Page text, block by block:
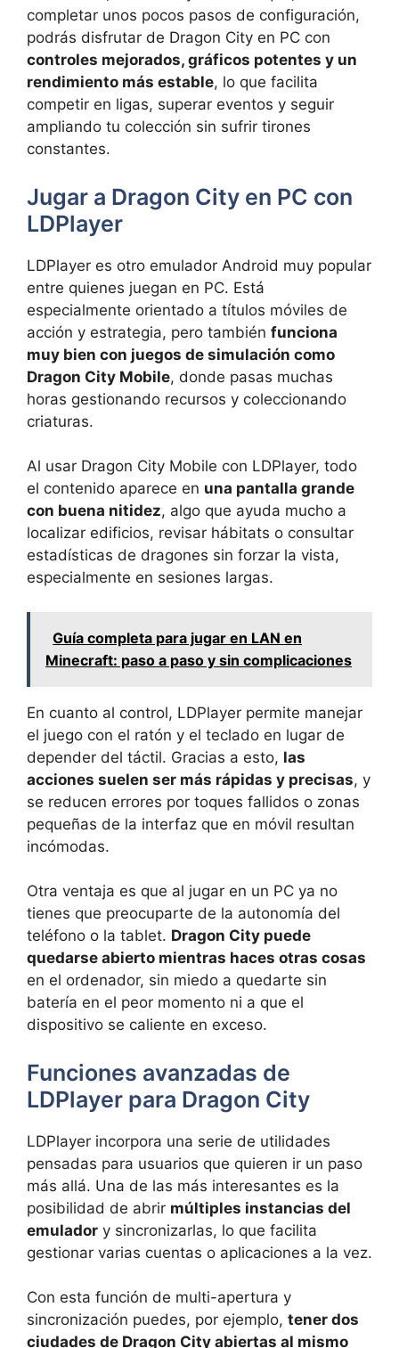
completar unos pocos pasos de configuración,
podrás disfrutar de Dragon City en PC con
controles mejorados, gráficos potentes y un
rendimiento más estable, lo que facilita
competir en ligas, superar eventos y seguir
ampliando tu colección sin sufrir tirones
constantes.
Jugar a Dragon City en PC con
LDPlayer
LDPlayer es otro emulador Android muy popular
entre quienes juegan en PC. Está
especialmente orientado a títulos móviles de
acción y estrategia, pero también funciona
muy bien con juegos de simulación como
Dragon City Mobile, donde pasas muchas
horas gestionando recursos y coleccionando
criaturas.
Al usar Dragon City Mobile con LDPlayer, todo
el contenido aparece en una pantalla grande
con buena nitidez, algo que ayuda mucho a
localizar edificios, revisar hábitats o consultar
estadísticas de dragones sin forzar la vista,
especialmente en sesiones largas.
Guía completa para jugar en LAN en
Minecraft: paso a paso y sin complicaciones
En cuanto al control, LDPlayer permite manejar
el juego con el ratón y el teclado en lugar de
depender del táctil. Gracias a esto, las
acciones suelen ser más rápidas y precisas, y
se reducen errores por toques fallidos o zonas
pequeñas de la interfaz que en móvil resultan
incómodas.
Otra ventaja es que al jugar en un PC ya no
tienes que preocuparte de la autonomía del
teléfono o la tablet. Dragon City puede
quedarse abierto mientras haces otras cosas
en el ordenador, sin miedo a quedarte sin
batería en el peor momento ni a que el
dispositivo se caliente en exceso.
Funciones avanzadas de
LDPlayer para Dragon City
LDPlayer incorpora una serie de utilidades
pensadas para usuarios que quieren ir un paso
más allá. Una de las más interesantes es la
posibilidad de abrir múltiples instancias del
emulador y sincronizarlas, lo que facilita
gestionar varias cuentas o aplicaciones a la vez.
Con esta función de multi-apertura y
sincronización puedes, por ejemplo, tener dos
ciudades de Dragon City abiertas al mismo